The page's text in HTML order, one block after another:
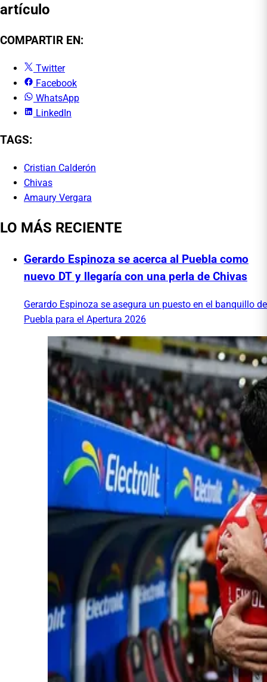
artículo
COMPARTIR EN:
Twitter
Facebook
WhatsApp
LinkedIn
TAGS:
Cristian Calderón
Chivas
Amaury Vergara
LO MÁS RECIENTE
Gerardo Espinoza se acerca al Puebla como
nuevo DT y llegaría con una perla de Chivas
Gerardo Espinoza se asegura un puesto en el banquillo de
Puebla para el Apertura 2026